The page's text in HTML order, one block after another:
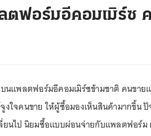
ตฟอร์มอีคอมเมิร์ซ
บนแพลตฟอร์มอีคอมเมิร์ซข้ามชาติ คนขา
งใจคนขาย ให้ผู้ซื้อมองเห็นสินค้ามากขึ้น
ยนไป นิยมซื้อแบบผ่อนจ่ายกับแพลตฟอร์ม